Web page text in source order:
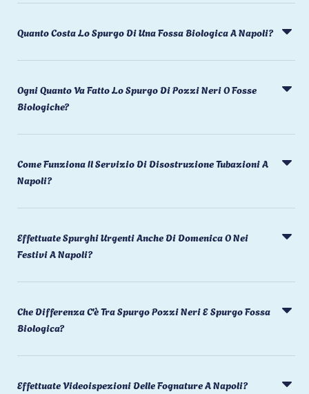
Quanto Costa Lo Spurgo Di Una Fossa Biologica A Napoli?
Ogni Quanto Va Fatto Lo Spurgo Di Pozzi Neri O Fosse
Biologiche?
Come Funziona Il Servizio Di Disostruzione Tubazioni A
Napoli?
Effettuate Spurghi Urgenti Anche Di Domenica O Nei
Festivi A Napoli?
Che Differenza C'è Tra Spurgo Pozzi Neri E Spurgo Fossa
Biologica?
Effettuate Videoispezioni Delle Fognature A Napoli?